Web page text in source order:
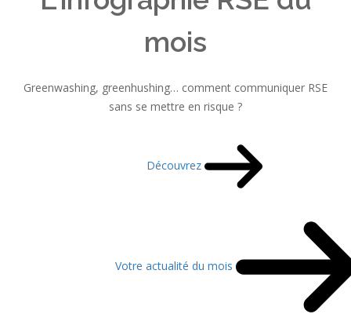
mois
Greenwashing, greenhushing… comment communiquer RSE
sans se mettre en risque ?
Découvrez
Votre actualité du mois